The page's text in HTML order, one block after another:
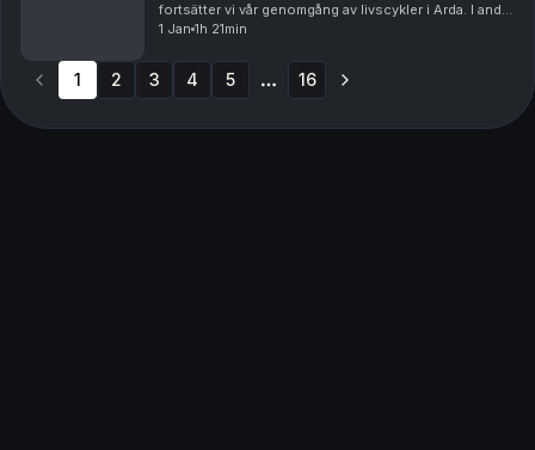
fortsätter vi vår genomgång av livscykler i Arda. I andra
delen av detta dubbelavsnitt pratar vi framför allt om
1 Jan 1h 21min
1 2 3 4 5 16